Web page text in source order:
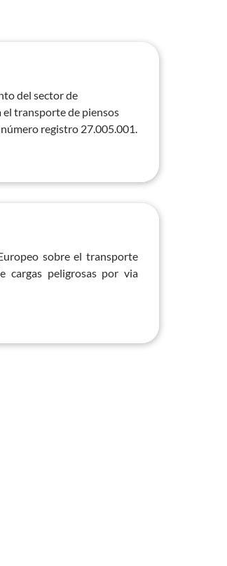
del sector de
transporte de piensos
registro 27.005.001.
sobre el transporte
cargas peligrosas por via